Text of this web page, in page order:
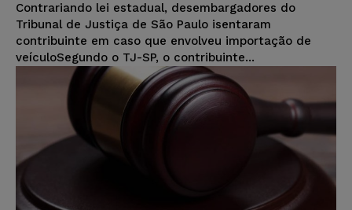
Contrariando lei estadual, desembargadores do
Tribunal de Justiça de São Paulo isentaram
contribuinte em caso que envolveu importação de
veículoSegundo o TJ-SP, o contribuinte...